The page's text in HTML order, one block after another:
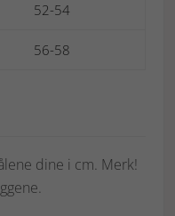
52-54
56-58
dine i cm. Merk!